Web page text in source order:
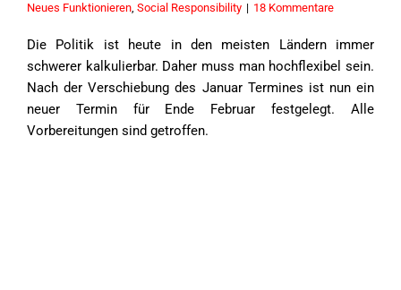
Neues Funktionieren, Social Responsibility | 18 Kommentare
Die Politik ist heute in den meisten Ländern immer
schwerer kalkulierbar. Daher muss man hochflexibel sein.
Nach der Verschiebung des Januar Termines ist nun ein
neuer Termin für Ende Februar festgelegt. Alle
Vorbereitungen sind getroffen.